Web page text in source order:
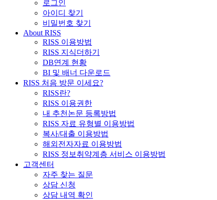
로그인
아이디 찾기
비밀번호 찾기
About RISS
RISS 이용방법
RISS 지식더하기
DB연계 현황
BI 및 배너 다운로드
RISS 처음 방문 이세요?
RISS란?
RISS 이용권한
내 추천논문 등록방법
RISS 자료 유형별 이용방법
복사/대출 이용방법
해외전자자료 이용방법
RISS 정보취약계층 서비스 이용방법
고객센터
자주 찾는 질문
상담 신청
상담 내역 확인